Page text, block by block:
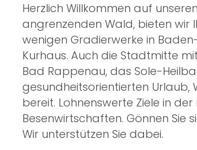
Herzlich Willkommen auf
angrenzenden Wald, bieten wir
wenigen Gradierwerke in
Kurhaus. Auch die Stadtmitte
Bad Rappenau, das Sole-
gesundheitsorientierten Urlaub,
bereit. Lohnenswerte Ziele in
Besenwirtschaften. Gönnen Sie
Wir unterstützen Sie dabei.